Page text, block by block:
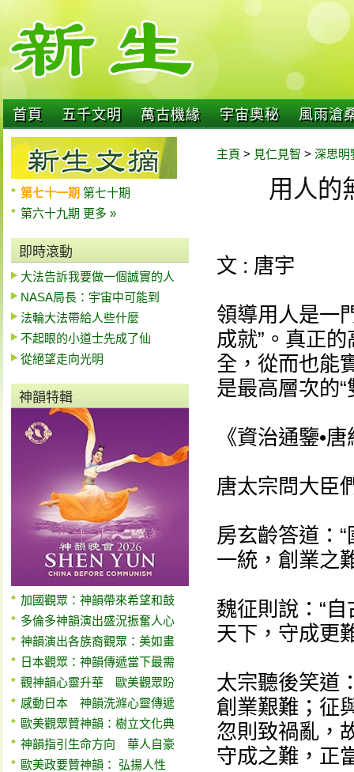
首頁 五千文明 萬古機緣 宇宙奧秘 風雨滄
第七十一期 第七十期
第六十九期 更多 »
即時滾動
大法告訴我要做一個誠實的人
NASA局長：宇宙中可能到
法輪大法帶給人些什麼
不起眼的小道士先成了仙
從絕望走向光明
神韻特輯
加國觀眾：神韻帶來希望和鼓
多倫多神韻演出盛況振奮人心
神韻演出各族裔觀眾：美如畫
日本觀眾：神韻傳遞當下最需
觀神韻心靈升華 歐美觀眾盼
感動日本 神韻洗滌心靈傳遞
歐美觀眾贊神韻：樹立文化典
神韻指引生命方向 華人自豪
歐美政要贊神韻： 弘揚人性
主頁 > 見仁見智 > 深思明
用人的
文 : 唐宇
領導用人是一
成就”。真正
全，從而也能
是最高層次的“
《資治通鑒•
唐太宗問大臣
房玄齡答道：
一統，創業之
魏征則說：“
天下，守成更
太宗聽後笑道
創業艱難；征
忽則致禍亂，
守成之難，正